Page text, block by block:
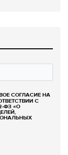
СОГЛАСИЕ НА
С
ФЗ «О